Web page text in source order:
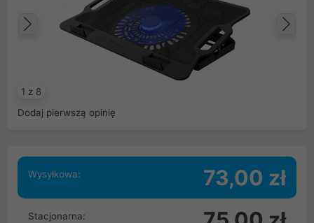
1 z 8
Poprzedni
Dodaj pierwszą opinię
Wysyłkowa: 73,00 zł
Stacjonarna: